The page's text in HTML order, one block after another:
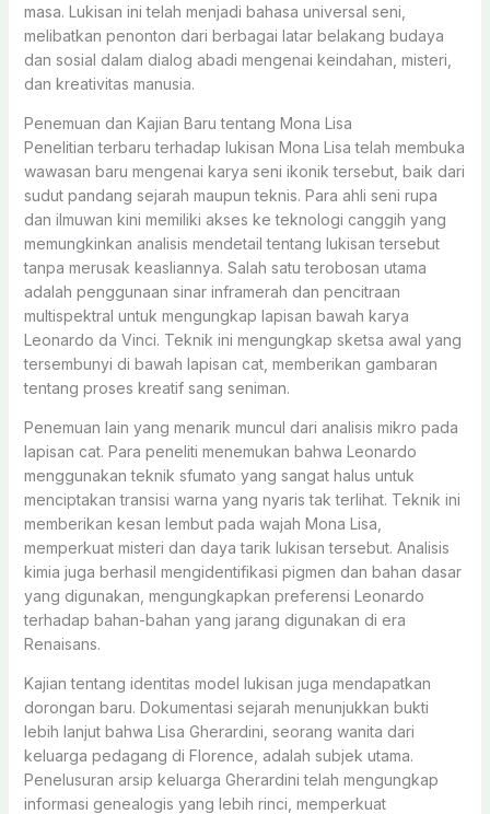
masa. Lukisan ini telah menjadi bahasa universal seni,
melibatkan penonton dari berbagai latar belakang budaya
dan sosial dalam dialog abadi mengenai keindahan, misteri,
dan kreativitas manusia.
Penemuan dan Kajian Baru tentang Mona Lisa
Penelitian terbaru terhadap lukisan Mona Lisa telah membuka
wawasan baru mengenai karya seni ikonik tersebut, baik dari
sudut pandang sejarah maupun teknis. Para ahli seni rupa
dan ilmuwan kini memiliki akses ke teknologi canggih yang
memungkinkan analisis mendetail tentang lukisan tersebut
tanpa merusak keasliannya. Salah satu terobosan utama
adalah penggunaan sinar inframerah dan pencitraan
multispektral untuk mengungkap lapisan bawah karya
Leonardo da Vinci. Teknik ini mengungkap sketsa awal yang
tersembunyi di bawah lapisan cat, memberikan gambaran
tentang proses kreatif sang seniman.
Penemuan lain yang menarik muncul dari analisis mikro pada
lapisan cat. Para peneliti menemukan bahwa Leonardo
menggunakan teknik sfumato yang sangat halus untuk
menciptakan transisi warna yang nyaris tak terlihat. Teknik ini
memberikan kesan lembut pada wajah Mona Lisa,
memperkuat misteri dan daya tarik lukisan tersebut. Analisis
kimia juga berhasil mengidentifikasi pigmen dan bahan dasar
yang digunakan, mengungkapkan preferensi Leonardo
terhadap bahan-bahan yang jarang digunakan di era
Renaisans.
Kajian tentang identitas model lukisan juga mendapatkan
dorongan baru. Dokumentasi sejarah menunjukkan bukti
lebih lanjut bahwa Lisa Gherardini, seorang wanita dari
keluarga pedagang di Florence, adalah subjek utama.
Penelusuran arsip keluarga Gherardini telah mengungkap
informasi genealogis yang lebih rinci, memperkuat